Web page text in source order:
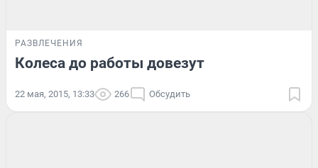
РАЗВЛЕЧЕНИЯ
Колеса до работы довезут
22 мая, 2015, 13:33 266 Обсудить